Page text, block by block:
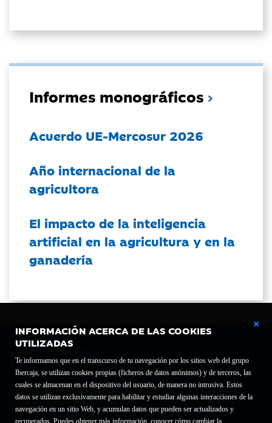
INFORMACIÓN ACERCA DE LAS COOKIES
UTILIZADAS
Te informamos que en el transcurso de tu navegación por los sitios web del grupo
Ibercaja, se utilizan cookies propias (ficheros de datos anónimos) y de terceros, las
cuales se almacenan en el dispositivo del usuario, de manera no intrusiva. Estos
datos se utilizan exclusivamente para habilitar y estudiar algunas interacciones de la
navegación en un sitio Web, y acumulan datos que pueden ser actualizados y
recuperados. Puedes obtener más información, conocer cómo cambiar la
Informes monográficos
Acuerdo UE-Mercosur 2026
Año internacional de la
agricultora
El impacto de la inteligencia
artificial en la agricultura y en la
ganadería
Fundación Bancaria Ibercaja C.I.F. G-50000652.
Inscrita en el Registro de Fundaciones del Mº de Educación, Cultura y Deporte con el nº
1689.